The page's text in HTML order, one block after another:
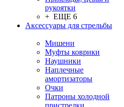
рукоятки
+ ЕЩЕ 6
Аксессуары для стрельбы
Мишени
Муфты коврики
Наушники
Наплечные
амортизаторы
Очки
Патроны холодной
пристрелки,